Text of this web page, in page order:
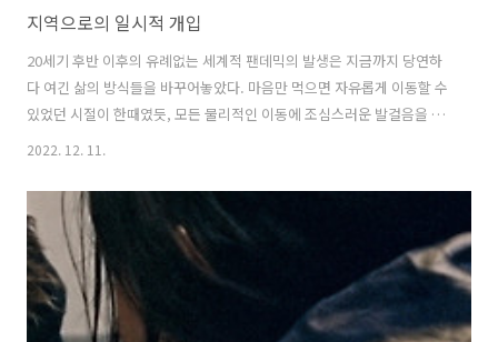
지역으로의 일시적 개입
20세기 후반 이후의 유례없는 세계적 팬데믹의 발생은 지금까지 당연하
다 여긴 삶의 방식들을 바꾸어놓았다. 마음만 먹으면 자유롭게 이동할 수
있었던 시절이 한때였듯, 모든 물리적인 이동에 조심스러운 발걸음을 뗄
수밖에 없었다. 누구도 예측하지 못했던 지난 3년간의 고된 여정은 도리
신의 온라인 커뮤니티가 더욱 활성화되었고, 새로운 기술과 프로그램을
시도하며 다른 대안을 모색하기도 했다. 또한 장거리 이동의 제약으로 자
신의 거주지와 직장이 있는 장소에 대한 관심이 급증하였다. 지역, 지역
공동체, 로컬리티 등에 관련한 연구와 토론의 장이 보다 활발하게 열렸
고, 지역을 기존의 개념과는 다르게 접근하여 개입하려는 움직임이 여러
곳에서 포착되었다..
2022. 12. 11.